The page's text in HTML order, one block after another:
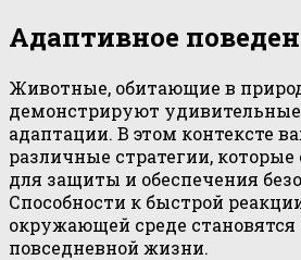
Адаптивное
Животные, обитающие в
демонстрируют удивительные
адаптации. В этом контексте
различные стратегии,
для защиты и обеспечения
Способности к быстрой
окружающей среде
повседневной жизни.